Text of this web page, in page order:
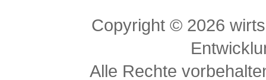
Copyright © 2026
Alle Rechte